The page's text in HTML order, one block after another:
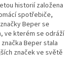
historií založena
spotřebiče,
Beper se
ve kterém se odráží
Beper stala
značek ve světě